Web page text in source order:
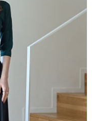
於每月結算日後寄送繳費提
／台灣大直營門市／銀行轉
下簡稱本公司）所提供，讓
並由商店將買賣／分期付款
單繳交帳款。
係目的，商店將以您的個人
大進項蒐集、處理及利用，
、核對及更正。
oppay.tw/userRule
跳轉至「AFTEE先享後付」
成結帳。
的連結，可透過四大超商／
交易完成。
若您需要取消訂單，請聯絡
為有效，需透過AFTEE先享
帳頁面顯示為準，若有關於
，請聯繫「AFTEE先享後付
support/home